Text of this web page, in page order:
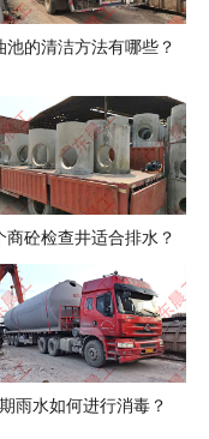
池的清洁方法有哪些？
商砼检查井适合排水？
雨水如何进行消毒？